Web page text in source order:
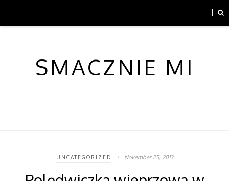
SMACZNIE MI
UNCATEGORIZED November 25, 2013